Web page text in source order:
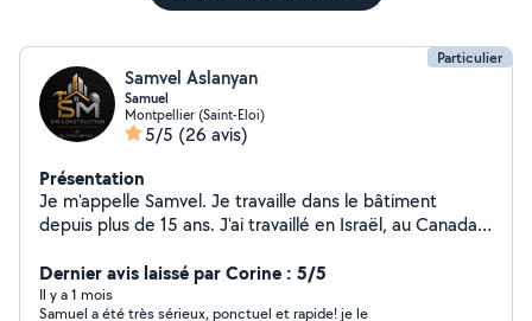
Particulier
Samvel Aslanyan
Samuel
Montpellier (Saint-Eloi)
5/5 (26 avis)
Présentation
Je m'appelle Samvel. Je travaille dans le bâtiment
depuis plus de 15 ans. J'ai travaillé en Israël, au Canada
travaux de construction à l'intérieur de la maison. Je
répare tous types de sols : stratifié, carrelage, linoléum,
Dernier avis laissé par Corine : 5/5
Il y a 1 mois
Samuel a été très sérieux, ponctuel et rapide! je le